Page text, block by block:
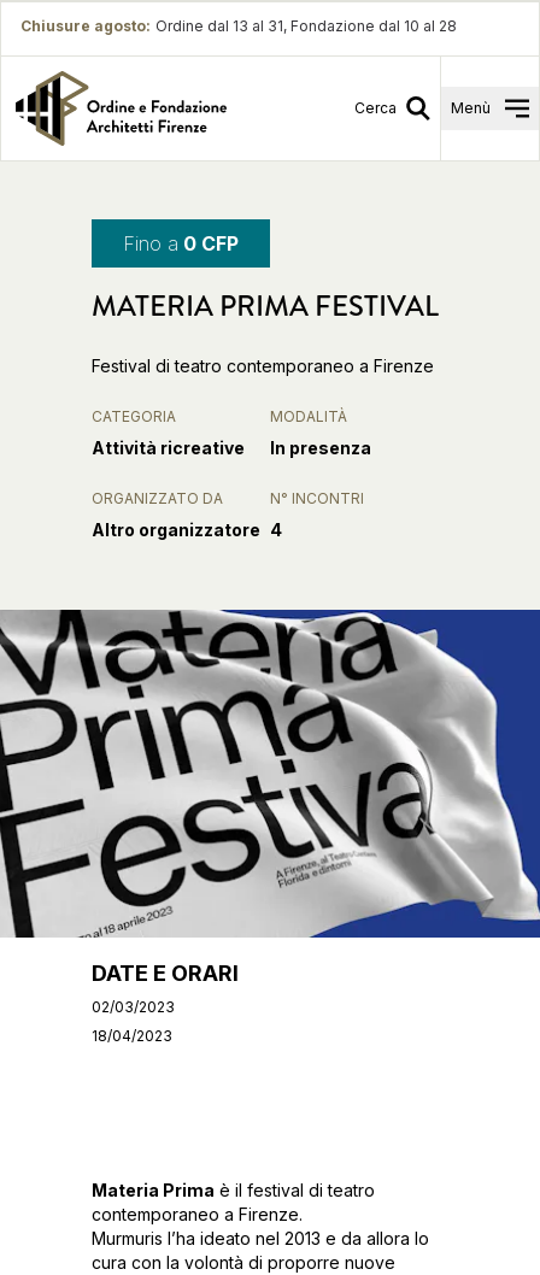
Chiusure agosto: Ordine dal 13 al 31, Fondazione dal 10 al 28
Cerca Menù
Fino a 0 CFP
MATERIA PRIMA FESTIVAL
Festival di teatro contemporaneo a Firenze
CATEGORIA
Attività ricreative
MODALITÀ
In presenza
ORGANIZZATO DA
Altro organizzatore
N° INCONTRI
4
DATE E ORARI
02/03/2023
18/04/2023
Materia Prima è il festival di teatro
contemporaneo a Firenze.
Murmuris l’ha ideato nel 2013 e da allora lo
cura con la volontà di proporre nuove